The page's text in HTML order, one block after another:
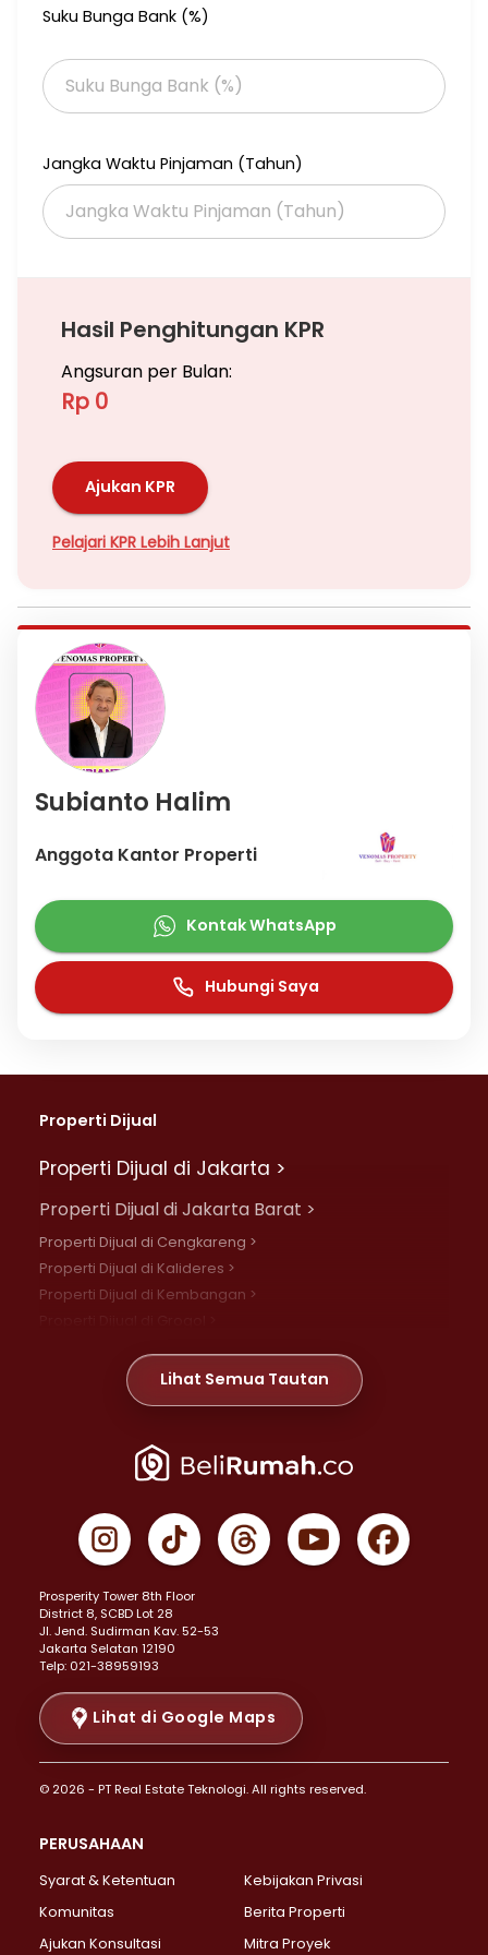
5 menit ke Grand Indonesia mall, Plaza Indonesia Mall
25 menit ke kantor Embassy Jepang & Jerman
Dikelilingi Gedung-Gedung Perkantoran, Hotel-Hotel Berbintang
dan masih banyak lagi
Gedung dan Tanah Bisa hubungi saya, Saya siap bantu
memasarkan unit anda
Hubungi
Suku Bunga Bank (%)
Jangka Waktu Pinjaman (Tahun)
Hasil Penghitungan KPR
Angsuran per Bulan:
Rp 0
Ajukan KPR
Pelajari KPR Lebih Lanjut
Subianto Halim
Anggota Kantor Properti
Kontak WhatsApp
Hubungi Saya
Properti Dijual
Properti Dijual di Jakarta >
Properti Dijual di Jakarta Barat >
Properti Dijual di Cengkareng >
Properti Dijual di Kalideres >
Properti Dijual di Kembangan >
Properti Dijual di Meruya >
Properti Dijual di Jelambar >
Properti Dijual di Jakarta Pusat >
Properti Dijual di Gambir >
Properti Dijual di Johar Baru >
Properti Dijual di Menteng >
Properti Dijual di Senen >
Properti Dijual di Tanah Abang >
Properti Dijual di Cikini >
Properti Dijual di Kramat >
Properti Dijual di Pasar Baru >
Properti Dijual di Bendungan Hilir >
Properti Dijual di Jakarta Selatan >
Properti Dijual di Lebak Bulus >
Properti Dijual di Gandaria Selatan >
Properti Dijual di Pondok Labu >
Lihat Semua Tautan
Prosperity Tower 8th Floor
District 8, SCBD Lot 28
JI. Jend. Sudirman Kav. 52-53
Jakarta Selatan 12190
Telp: 021-38959193
Lihat di Google Maps
© 2026 - PT Real Estate Teknologi. All rights reserved.
PERUSAHAAN
Syarat & Ketentuan
Kebijakan Privasi
Komunitas
Berita Properti
Ajukan Konsultasi
Mitra Proyek